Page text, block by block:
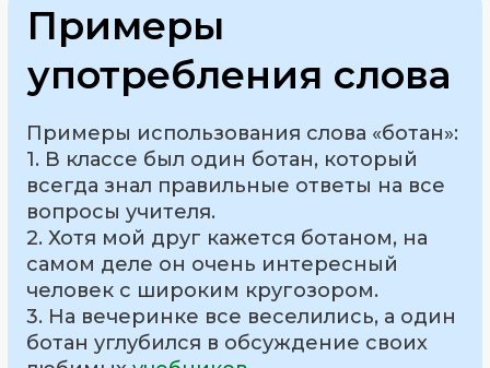
Примеры
употребления слова
Примеры использования слова «ботан»:
1. В классе был один ботан, который
всегда знал правильные ответы на все
вопросы учителя.
2. Хотя мой друг кажется ботаном, на
самом деле он очень интересный
человек с широким кругозором.
3. На вечеринке все веселились, а один
ботан углубился в обсуждение своих